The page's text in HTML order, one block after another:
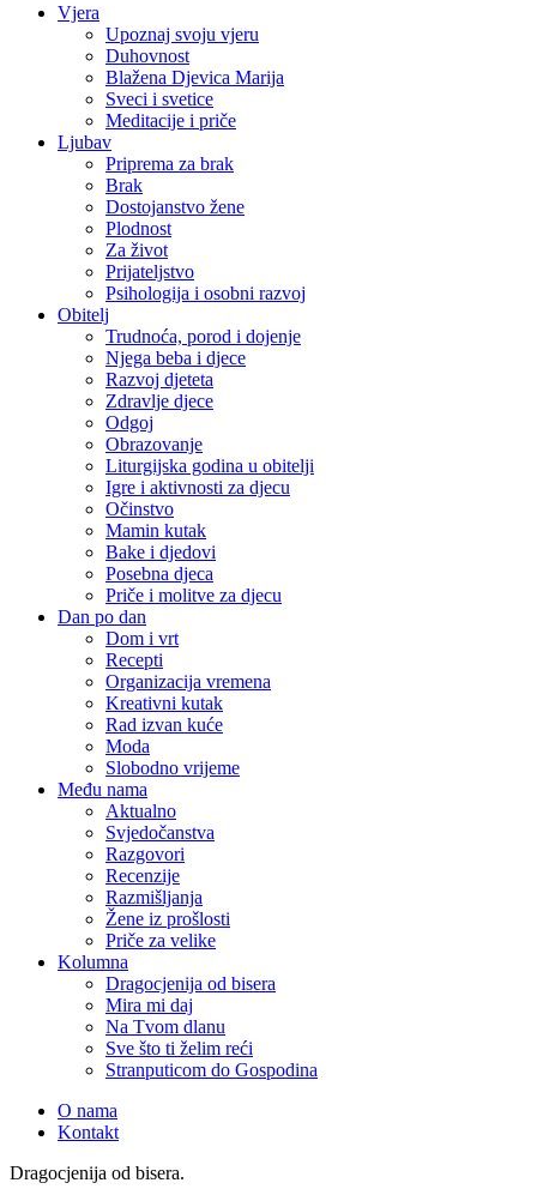
Vjera
Upoznaj svoju vjeru
Duhovnost
Blažena Djevica Marija
Sveci i svetice
Meditacije i priče
Ljubav
Priprema za brak
Brak
Dostojanstvo žene
Plodnost
Za život
Prijateljstvo
Psihologija i osobni razvoj
Obitelj
Trudnoća, porod i dojenje
Njega beba i djece
Razvoj djeteta
Zdravlje djece
Odgoj
Obrazovanje
Liturgijska godina u obitelji
Igre i aktivnosti za djecu
Očinstvo
Mamin kutak
Bake i djedovi
Posebna djeca
Priče i molitve za djecu
Dan po dan
Dom i vrt
Recepti
Organizacija vremena
Kreativni kutak
Rad izvan kuće
Moda
Slobodno vrijeme
Među nama
Aktualno
Svjedočanstva
Razgovori
Recenzije
Razmišljanja
Žene iz prošlosti
Priče za velike
Kolumna
Dragocjenija od bisera
Mira mi daj
Na Tvom dlanu
Sve što ti želim reći
Stranputicom do Gospodina
O nama
Kontakt
Dragocjenija od bisera.